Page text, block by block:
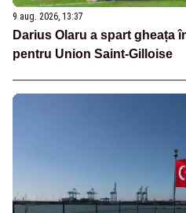
9 aug. 2026, 13:37
Darius Olaru a spart gheața
pentru Union Saint-Gilloise